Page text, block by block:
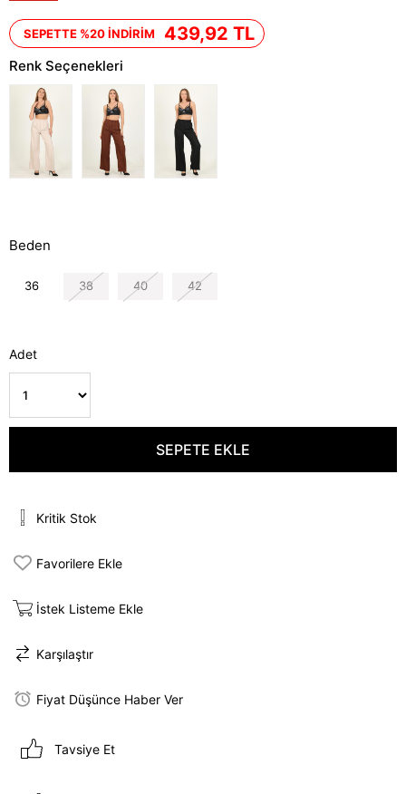
SEPETTE %20 İNDİRİM 439,92 TL
Renk Seçenekleri
Beden
36 38 40 42
Adet
Kritik Stok
Favorilere Ekle
İstek Listeme Ekle
Karşılaştır
Fiyat Düşünce Haber Ver
Tavsiye Et